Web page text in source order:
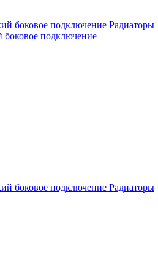
боковое подключение